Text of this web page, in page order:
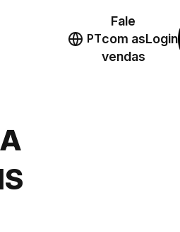
PT
Fale
com as
vendas
Login